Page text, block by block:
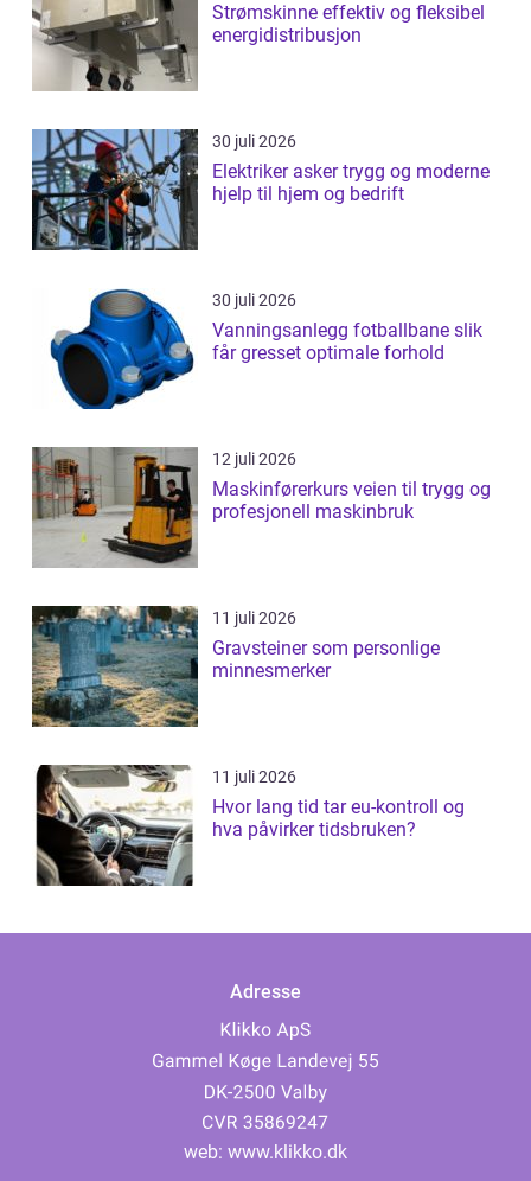
Strømskinne effektiv og fleksibel
energidistribusjon
30 juli 2026
Elektriker asker trygg og moderne
hjelp til hjem og bedrift
30 juli 2026
Vanningsanlegg fotballbane slik
får gresset optimale forhold
12 juli 2026
Maskinførerkurs veien til trygg og
profesjonell maskinbruk
11 juli 2026
Gravsteiner som personlige
minnesmerker
11 juli 2026
Hvor lang tid tar eu-kontroll og
hva påvirker tidsbruken?
Adresse
web: www.klikko.dk